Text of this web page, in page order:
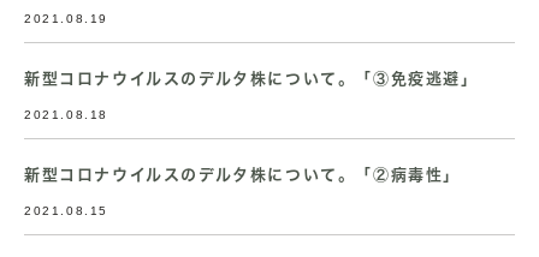
2021.08.19
新型コロナウイルスのデルタ株について。「③免疫逃避」
2021.08.18
新型コロナウイルスのデルタ株について。「②病毒性」
2021.08.15